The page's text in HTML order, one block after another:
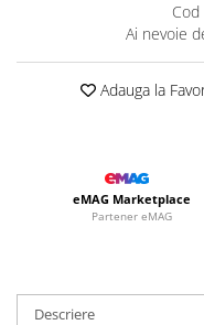
Ai nevoie
Adauga la
eMAG Marketplace
Partener eMAG
Descriere